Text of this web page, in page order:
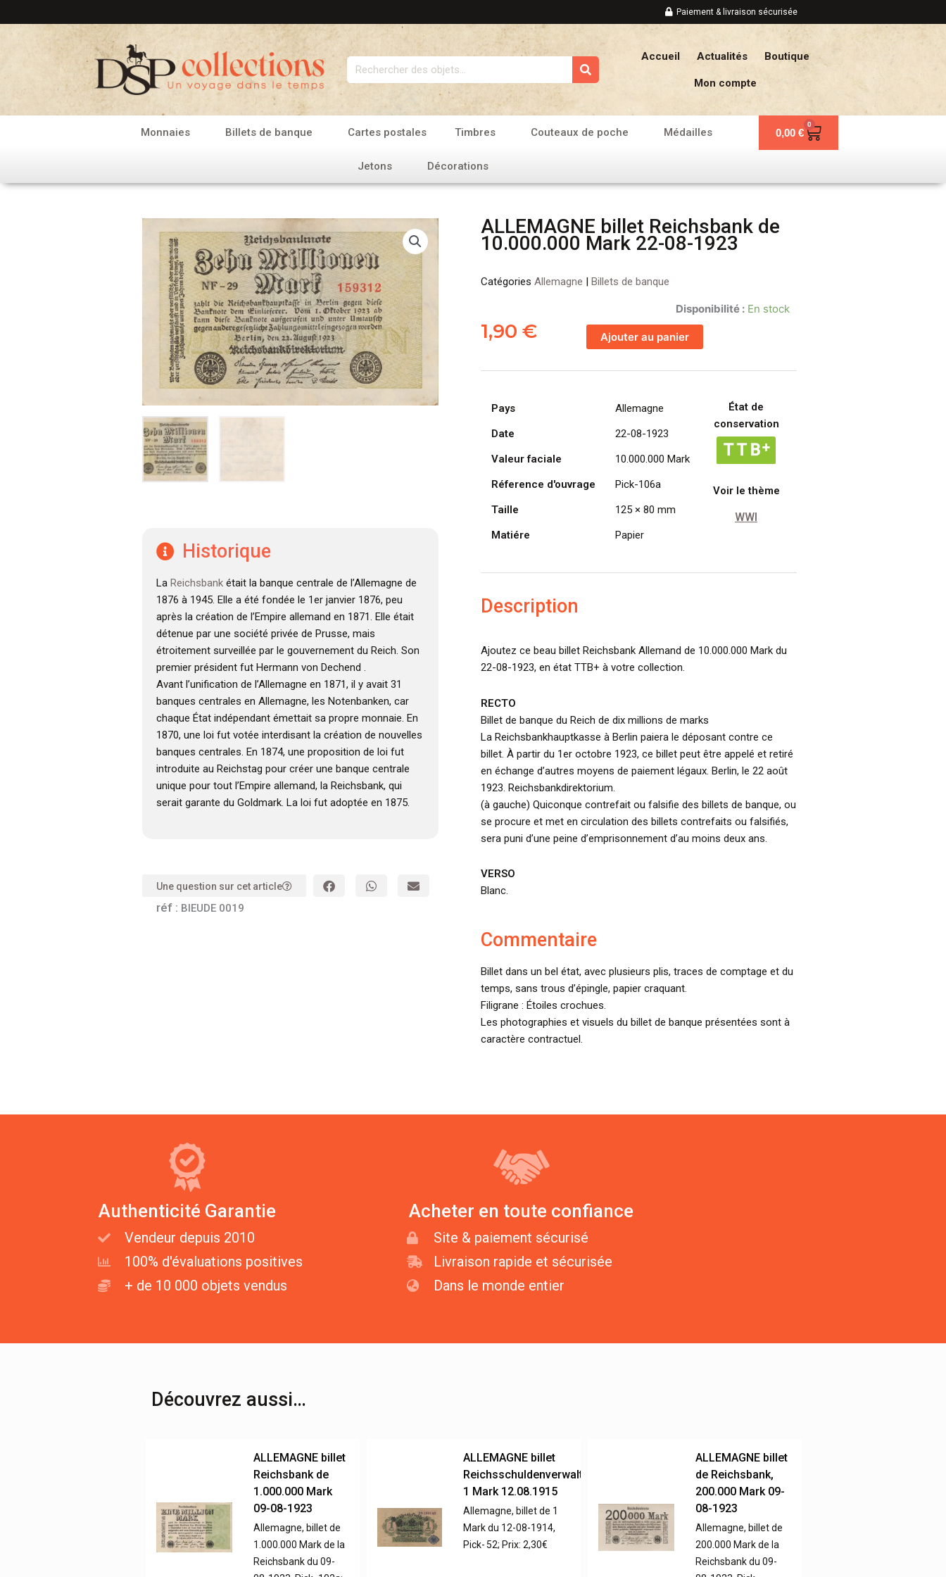
au
contenu
Paiement & livraison sécurisée
Rechercher
Accueil Actualités Boutique
Mon compte
Monnaies Billets de banque Cartes postales Timbres Couteaux de poche Médailles
Jetons Décorations
0,00 €
0
Panier
Historique
La Reichsbankétait la banque centrale de l’Allemagne de
1876 à 1945. Elle a été fondée le 1er janvier 1876, peu
après la création de l’Empire allemand en 1871. Elle était
détenue par une société privée de Prusse, mais
étroitement surveillée par le gouvernement du Reich. Son
premier président fut Hermann von Dechend .
Avant l’unification de l’Allemagne en 1871, il y avait 31
banques centrales en Allemagne, les Notenbanken, car
chaque État indépendant émettait sa propre monnaie. En
1870, une loi fut votée interdisant la création de nouvelles
banques centrales. En 1874, une proposition de loi fut
introduite au Reichstag pour créer une banque centrale
unique pour tout l’Empire allemand, la Reichsbank, qui
serait garante du Goldmark. La loi fut adoptée en 1875.
Une question sur cet article
réf : BIEUDE 0019
ALLEMAGNE billet Reichsbank de
10.000.000 Mark 22-08-1923
Catégories Allemagne | Billets de banque
1,90 €
Disponibilité : En stock
de
ALLEMAGNE
Reichsbank
10.000.000
Ajouter au panier
Pays
Allemagne
Date
22-08-1923
Valeur faciale
10.000.000 Mark
Réference d'ouvrage
Pick-106a
Taille
125 × 80 mm
Matiére
Papier
État de
conservation
Voir le thème
WWI
Description
Ajoutez ce beau billet Reichsbank Allemand de 10.000.000 Mark du
22-08-1923, en état TTB+ à votre collection.
RECTO
Billet de banque du Reich de dix millions de marks
La Reichsbankhauptkasse à Berlin paiera le déposant contre ce
billet. À partir du 1er octobre 1923, ce billet peut être appelé et retiré
en échange d’autres moyens de paiement légaux. Berlin, le 22 août
1923. Reichsbankdirektorium.
(à gauche) Quiconque contrefait ou falsifie des billets de banque, ou
se procure et met en circulation des billets contrefaits ou falsifiés,
sera puni d’une peine d’emprisonnement d’au moins deux ans.
VERSO
Blanc.
Commentaire
Billet dans un bel état, avec plusieurs plis, traces de comptage et du
temps, sans trous d’épingle, papier craquant.
Filigrane : Étoiles crochues.
Les photographies et visuels du billet de banque présentées sont à
caractère contractuel.
Authenticité Garantie
Vendeur depuis 2010
100% d'évaluations positives
+ de 10 000 objets vendus
Acheter en toute confiance
Site & paiement sécurisé
Livraison rapide et sécurisée
Dans le monde entier
Découvrez aussi…
ALLEMAGNE billet
Reichsbank de
1.000.000 Mark
09-08-1923
Allemagne, billet de
1.000.000 Mark de la
Reichsbank du 09-
ALLEMAGNE billet
Reichsschuldenverwaltung,
1 Mark 12.08.1915
Allemagne, billet de 1
Mark du 12-08-1914,
Pick- 52; Prix: 2,30€
ALLEMAGNE billet
de Reichsbank,
200.000 Mark 09-
08-1923
Allemagne, billet de
200.000 Mark de la
Reichsbank du 09-